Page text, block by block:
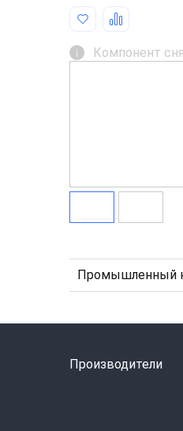
i
Компонент
Промышленный
Производители